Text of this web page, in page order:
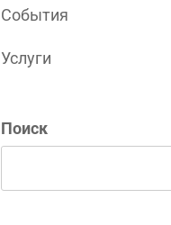
События
Услуги
Поиск